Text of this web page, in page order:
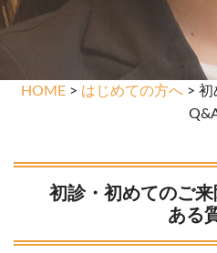
HOME> はじめての方へ> 初
初診・初めてのご
ある